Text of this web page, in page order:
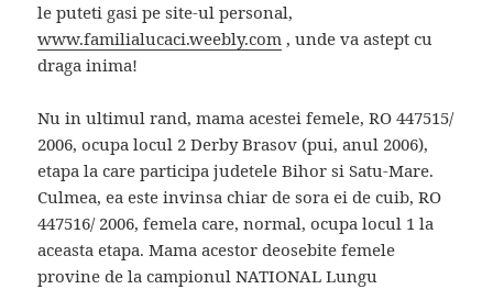
le puteti gasi pe site-ul personal,
www.familialucaci.weebly.com , unde va astept cu
draga inima!
Nu in ultimul rand, mama acestei femele, RO 447515/
2006, ocupa locul 2 Derby Brasov (pui, anul 2006),
etapa la care participa judetele Bihor si Satu-Mare.
Culmea, ea este invinsa chiar de sora ei de cuib, RO
447516/ 2006, femela care, normal, ocupa locul 1 la
aceasta etapa. Mama acestor deosebite femele
provine de la campionul NATIONAL Lungu